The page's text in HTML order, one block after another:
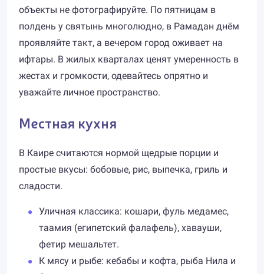
объекты не фотографируйте. По пятницам в
полдень у святынь многолюдно, в Рамадан днём
проявляйте такт, а вечером город оживает на
ифтары. В жилых кварталах ценят умеренность в
жестах и громкости, одевайтесь опрятно и
уважайте личное пространство.
Местная кухня
В Каире считаются нормой щедрые порции и
простые вкусы: бобовые, рис, выпечка, гриль и
сладости.
Уличная классика: кошари, фуль медамес,
таамия (египетский фалафель), хавауши,
фетир мешальтет.
К мясу и рыбе: кебабы и кофта, рыба Нила и